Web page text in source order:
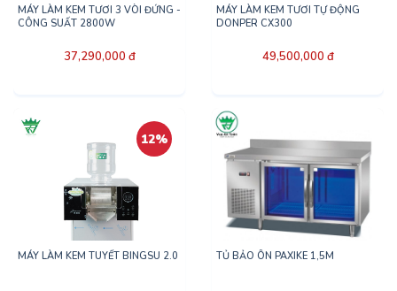
MÁY LÀM KEM TƯƠI 3 VÒI ĐỨNG -
CÔNG SUẤT 2800W
37,290,000 đ
MÁY LÀM KEM TƯƠI TỰ ĐỘNG
DONPER CX300
49,500,000 đ
12%
MÁY LÀM KEM TUYẾT BINGSU 2.0 TỦ BẢO ÔN PAXIKE 1,5M